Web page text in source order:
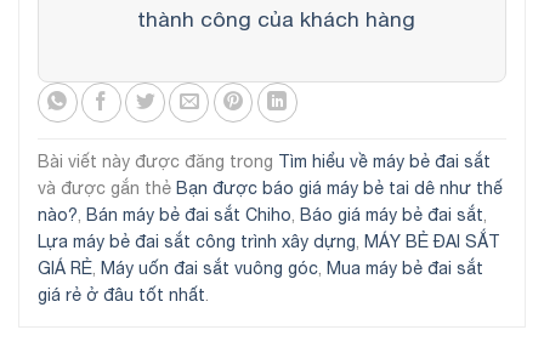
thành công của khách hàng
Bài viết này được đăng trong Tìm hiểu về máy bẻ đai sắt
và được gắn thẻ Bạn được báo giá máy bẻ tai dê như thế
nào?, Bán máy bẻ đai sắt Chiho, Báo giá máy bẻ đai sắt,
Lựa máy bẻ đai sắt công trình xây dựng, MÁY BẺ ĐAI SẮT
GIÁ RẺ, Máy uốn đai sắt vuông góc, Mua máy bẻ đai sắt
giá rẻ ở đâu tốt nhất.